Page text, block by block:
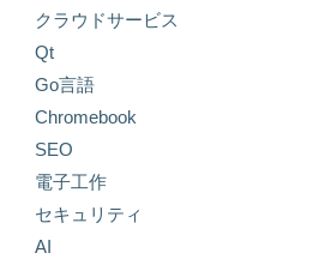
クラウドサービス
Qt
Go言語
Chromebook
SEO
電子工作
セキュリティ
AI